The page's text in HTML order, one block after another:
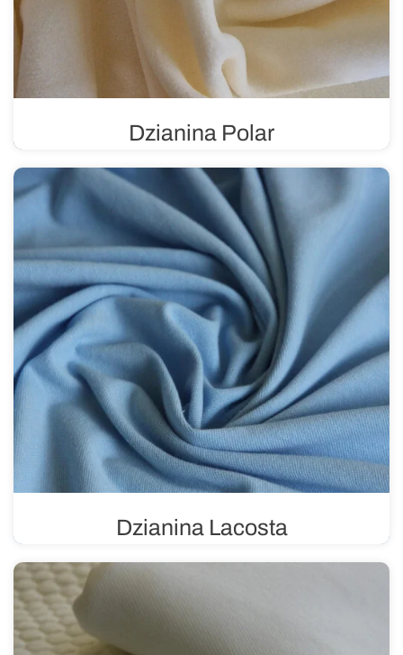
Dzianina Polar
skuteczną barierę przed utratą ciepła, jest miękki i
przyjemny w noszeniu – idealny do szycia odzieży
zimowej.
Dzianina Lacosta
specjalną strukturą w postaci maleńkich oczek. Ten
splot nadaje dzianinie trójwymiarowy efekt. Idealny do